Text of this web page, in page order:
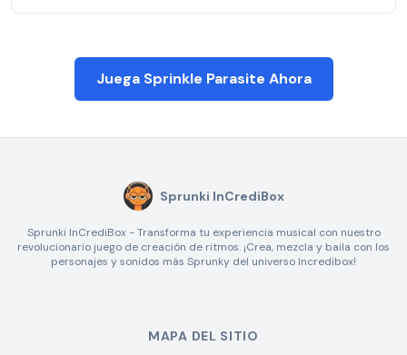
Juega Sprinkle Parasite Ahora
Sprunki InCrediBox
Sprunki InCrediBox - Transforma tu experiencia musical con nuestro
revolucionario juego de creación de ritmos. ¡Crea, mezcla y baila con los
personajes y sonidos más Sprunky del universo Incredibox!
MAPA DEL SITIO